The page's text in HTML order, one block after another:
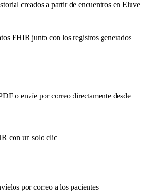
creados a partir de encuentros en Eluve
FHIR junto con los registros generados
o envíe por correo directamente desde
con un solo clic
por correo a los pacientes